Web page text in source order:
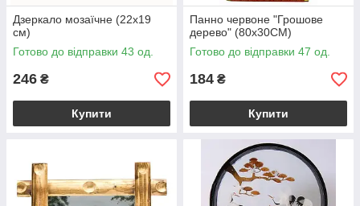
Дзеркало мозаїчне (22х19
см)
Готово до відправки 43 од.
246 ₴
Купити
Панно червоне "Грошове
дерево" (80х30CM)
Готово до відправки 47 од.
184 ₴
Купити